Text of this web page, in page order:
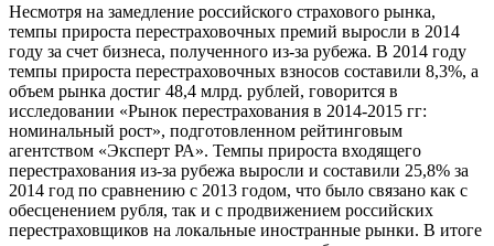
Несмотря на замедление российского страхового рынка,
темпы прироста перестраховочных премий выросли в 2014
году за счет бизнеса, полученного из-за рубежа. В 2014 году
темпы прироста перестраховочных взносов составили 8,3%, а
объем рынка достиг 48,4 млрд. рублей, говорится в
исследовании «Рынок перестрахования в 2014-2015 гг:
номинальный рост», подготовленном рейтинговым
агентством «Эксперт РА». Темпы прироста входящего
перестрахования из-за рубежа выросли и составили 25,8% за
2014 год по сравнению с 2013 годом, что было связано как с
обесценением рубля, так и с продвижением российских
перестраховщиков на локальные иностранные рынки. В итоге